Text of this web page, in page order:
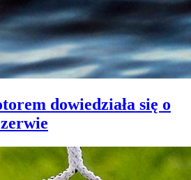
dowiedziała się o